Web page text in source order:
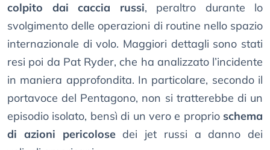
colpito dai caccia russi, peraltro durante lo
svolgimento delle operazioni di routine nello spazio
internazionale di volo. Maggiori dettagli sono stati
resi poi da Pat Ryder, che ha analizzato l’incidente
in maniera approfondita. In particolare, secondo il
portavoce del Pentagono, non si tratterebbe di un
episodio isolato, bensì di un vero e proprio schema
di azioni pericolosedei jet russi a danno dei